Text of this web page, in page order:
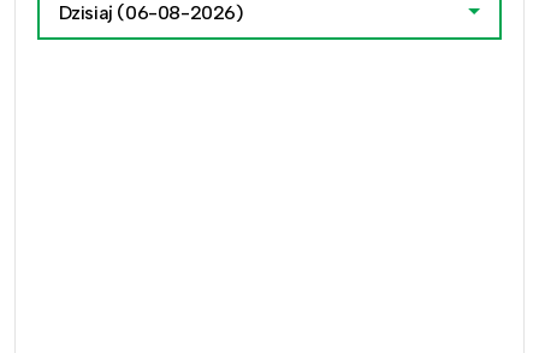
Dzisiaj (06-08-2026)